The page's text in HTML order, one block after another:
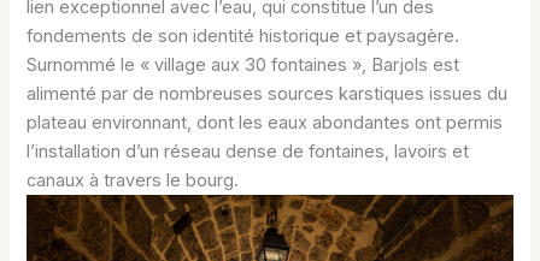
lien exceptionnel avec l’eau, qui constitue l’un des
fondements de son identité historique et paysagère.
Surnommé le « village aux 30 fontaines », Barjols est
alimenté par de nombreuses sources karstiques issues du
plateau environnant, dont les eaux abondantes ont permis
l’installation d’un réseau dense de fontaines, lavoirs et
canaux à travers le bourg.